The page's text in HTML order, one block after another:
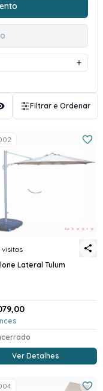
Filtrar e Ordenar
visitas
Lateral Tulum
Ver Detalhes